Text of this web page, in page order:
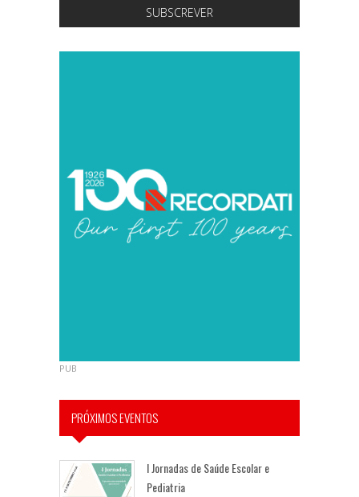
SUBSCREVER
PUB
PRÓXIMOS EVENTOS
I Jornadas de Saúde Escolar e
Pediatria